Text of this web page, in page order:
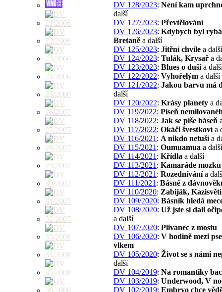
DV 128/2023: Není kam
další
DV 127/2023: Převtělování
DV 126/2023: Kdybych byl
Bretaně a další
DV 125/2023: Jitřní chvíle a další
DV 124/2023: Tulák, Krysař a
DV 123/2023: Blues o duši a
DV 122/2022: Vyhořelým a další
DV 121/2022: Jakou barvu má
další
DV 120/2022: Krásy planety a
DV 119/2022: Píseň
DV 118/2022: Jak se píše báseň
DV 117/2022: Okáči švestkovía
DV 116/2021 : A nikdo netušía
DV 115/2021 : Oumuamua a další
DV 114/2021 : Křídla a další
DV 113/2021 : Kamaráde mozku
DV 112/2021 : Rozednívánía
DV 111/2021 : Básně z
DV 110/2020: Zabiják, Kazisvěti
DV 109/2020: Básník hledá
DV 108/2020: Už jste si dali
a další
DV 107/2020: Plivanec z mostu
DV 106/2020: V hodině mezi
vlkem
DV 105/2020: Život se s námi
další
DV 104/2019: Na romantiky
DV 103/2019: Underwood, V
DV 102/2019: Embryo chce